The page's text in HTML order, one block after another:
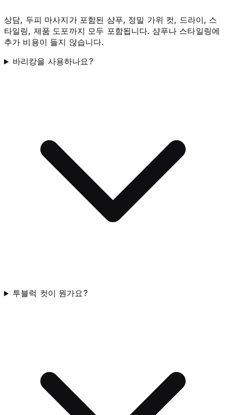
상담, 두피 마사지가 포함된 샴푸, 정밀 가위 컷, 드라이, 스
타일링, 제품 도포까지 모두 포함됩니다. 샴푸나 스타일링에
추가 비용이 들지 않습니다.
바리캉을 사용하나요?
투블럭 컷이 뭔가요?